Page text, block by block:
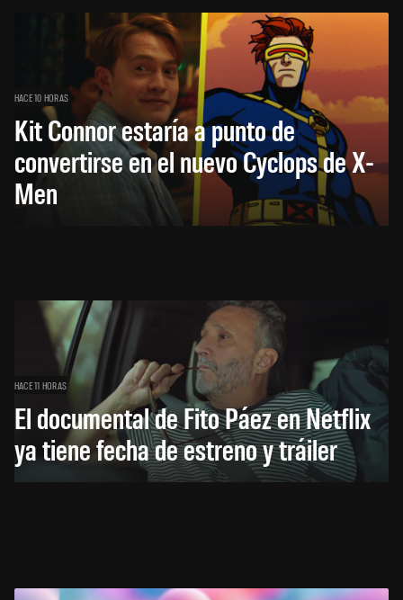
HACE 10 HORAS
Kit Connor estaría a punto de
convertirse en el nuevo Cyclops de X-
Men
HACE 11 HORAS
El documental de Fito Páez en Netflix
ya tiene fecha de estreno y tráiler